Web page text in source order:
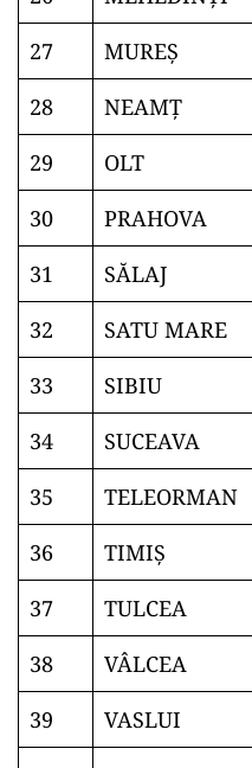
27
MUREŞ
28
NEAMŢ
29
OLT
30
PRAHOVA
31
SĂLAJ
32
SATU MARE
33
SIBIU
34
SUCEAVA
35
TELEORMAN
36
TIMIŞ
37
TULCEA
38
VÂLCEA
39
VASLUI